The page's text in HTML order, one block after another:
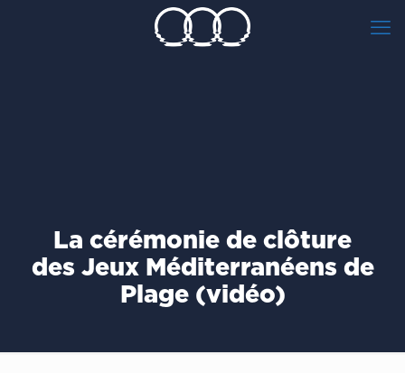
La cérémonie de clôture
des Jeux Méditerranéens de
Plage (vidéo)